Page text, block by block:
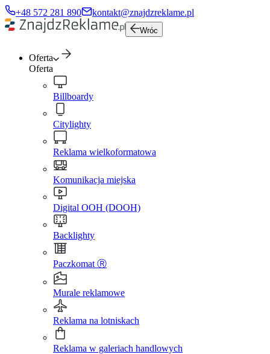
+48 572 281 890 kontakt@znajdzreklame.pl
Wróc
Oferta
Oferta
Billboardy
Citylighty
Reklama wielkoformatowa
Komunikacja miejska
Digital OOH (DOOH)
Backlighty
Paczkomat Ⓡ
Murale reklamowe
Reklama na lotniskach
Reklama w galeriach handlowych